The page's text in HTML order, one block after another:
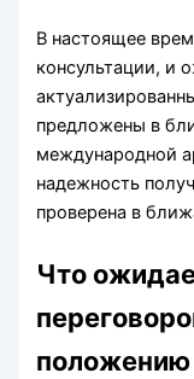
В настоящее
консультации, и
предложены в
международной
надежность
проверена в
Что
положению